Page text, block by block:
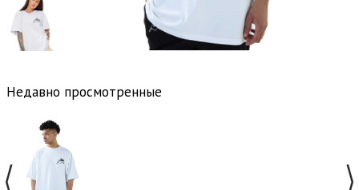
Недавно просмотренные